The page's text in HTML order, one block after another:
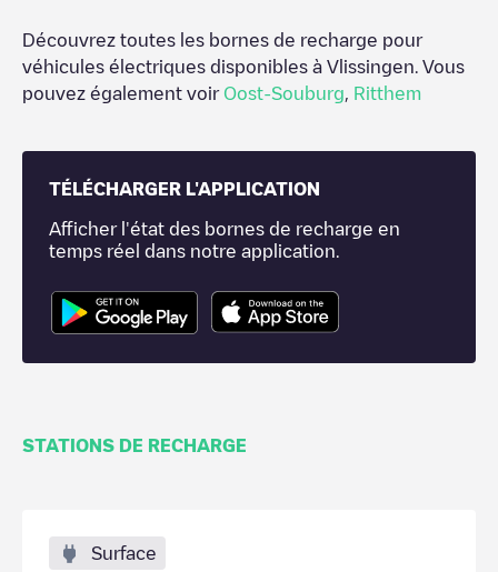
Découvrez toutes les bornes de recharge pour
véhicules électriques disponibles à Vlissingen . Vous
pouvez également voir Oost-Souburg Ritthem
TÉLÉCHARGER L'APPLICATION
Afficher l'état des bornes de recharge en
temps réel dans notre application.
STATIONS DE RECHARGE
Surface